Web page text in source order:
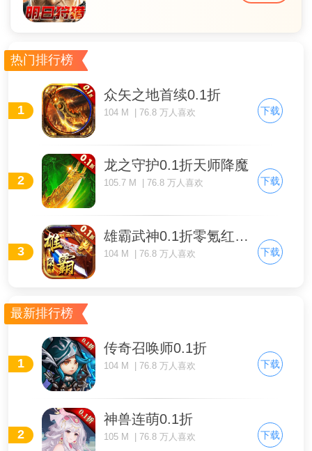
热门排行榜
1
众矢之地首续0.1折
104 M | 76.8 万人喜欢 下载
2
龙之守护0.1折天师降魔
105.7 M | 76.8 万人喜欢 下载
3
雄霸武神0.1折零氪红包版
104 M | 76.8 万人喜欢 下载
最新排行榜
1
传奇召唤师0.1折
104 M | 76.8 万人喜欢 下载
2
神兽连萌0.1折
105 M | 76.8 万人喜欢 下载